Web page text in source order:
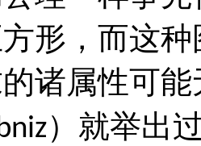
形，而这
诸属性可
）就举出